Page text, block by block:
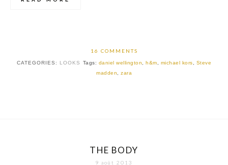
16 COMMENTS
CATEGORIES: LOOKS Tags: daniel wellington ,h&m michael kors
Steve
madden
zara
THE BODY
9 août 2013